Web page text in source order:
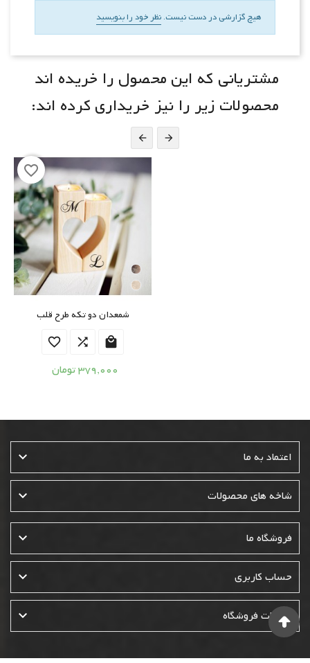
هیچ گزارشی در دست نیست. نظر خود را بنویسید
مشتریانی که این محصول را خریده اند
محصولات زیر را نیز خریداری کرده اند:
 
شمعدان دو تکه طرح قلب



379,000 تومان
favorite_border
اعتماد به ما 
شاخه های محصولات 
فروشگاه ما 
حساب کاربری 
اطلاعات فروشگاه 